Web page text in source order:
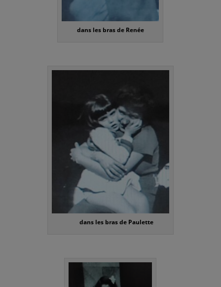
dans les bras de Renée
dans les bras de Paulette